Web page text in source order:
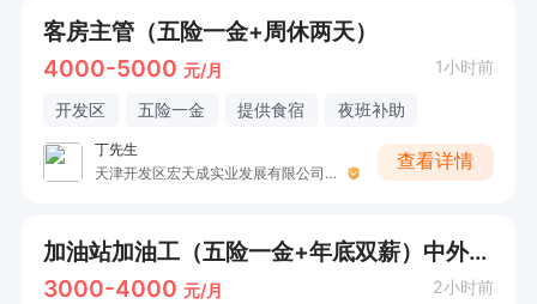
客房主管（五险一金+周休两天）
4000-5000 元/月 1小时前
开发区 五险一金 提供食宿 夜班补助
丁先生
天津开发区宏天成实业发展有限公司天津滨海皇冠假日酒店
查看详情
加油站加油工（五险一金+年底双薪）中外合资企业
3000-4000 元/月 2小时前